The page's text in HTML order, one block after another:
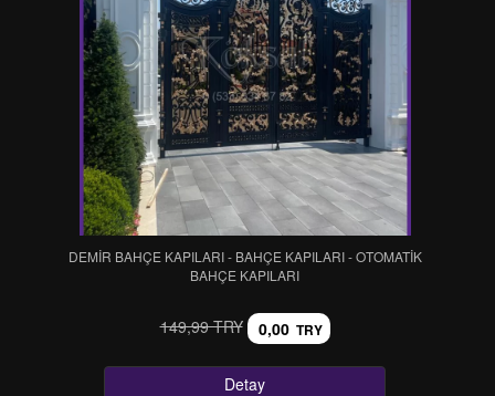
DEMİR BAHÇE KAPILARI - BAHÇE KAPILARI - OTOMATİK
BAHÇE KAPILARI
149,99 TRY 0,00 TRY
Detay